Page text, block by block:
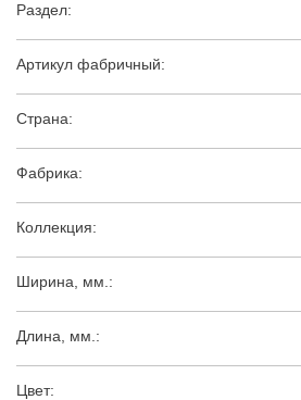
Раздел:
Артикул фабричный:
Страна:
Фабрика:
Коллекция:
Ширина, мм.:
Длина, мм.:
Цвет: